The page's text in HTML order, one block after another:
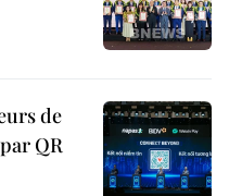
de
QR